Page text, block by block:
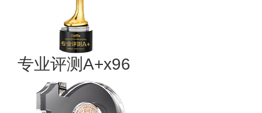
专业评测A+x96